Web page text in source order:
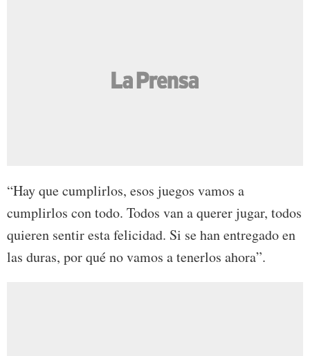
“Hay que cumplirlos, esos juegos vamos a
cumplirlos con todo. Todos van a querer jugar, todos
quieren sentir esta felicidad. Si se han entregado en
las duras, por qué no vamos a tenerlos ahora”.